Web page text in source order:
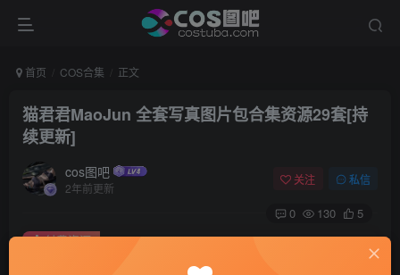
首页 COS合集 正文
猫君君MaoJun 全套写真图片包合集资源29套[持
续更新]
cos图吧
2年前更新
关注 私信
0 130 5
猫君君MaoJun 全套写真图片包合集资源29套[持续更新]
付费资源